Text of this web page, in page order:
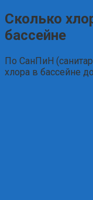
Сколько
бассейне
По СанПиН
хлора в бассейне